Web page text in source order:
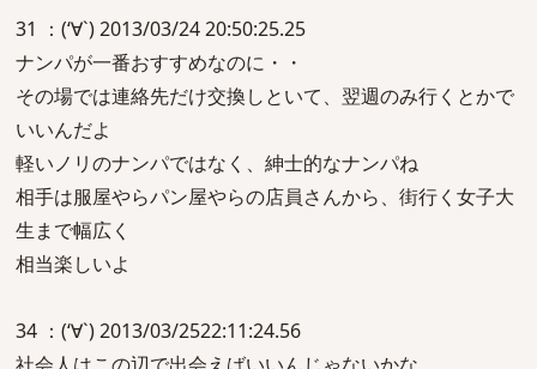
31 ：(‘∀`) 2013/03/24 20:50:25.25
ナンパが一番おすすめなのに・・
その場では連絡先だけ交換しといて、翌週のみ行くとかで
いいんだよ
軽いノリのナンパではなく、紳士的なナンパね
相手は服屋やらパン屋やらの店員さんから、街行く女子大
生まで幅広く
相当楽しいよ
34 ：(‘∀`) 2013/03/2522:11:24.56